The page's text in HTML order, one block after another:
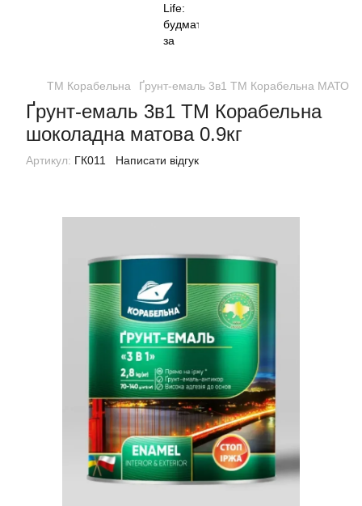
ТМ Корабельна Ґрунт-емаль 3в1 ТМ Корабельна
Ґрунт-емаль 3в1 ТМ Корабельна
шоколадна матова 0.9кг
Артикул: ГК011 Написати відгук